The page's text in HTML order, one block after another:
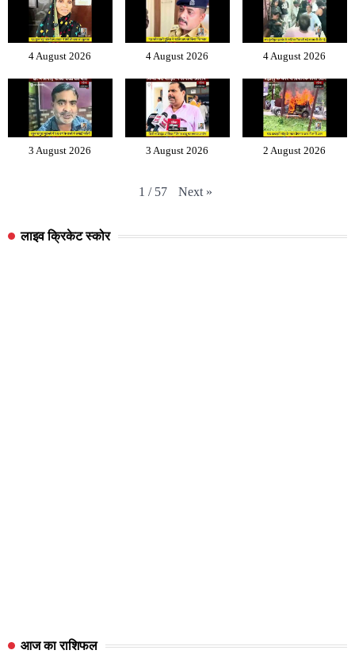
4 August 2026 4 August 2026 4 August 2026
3 August 2026 3 August 2026 2 August 2026
1 / 57 Next »
लाइव क्रिकेट स्कोर
आज का राशिफल